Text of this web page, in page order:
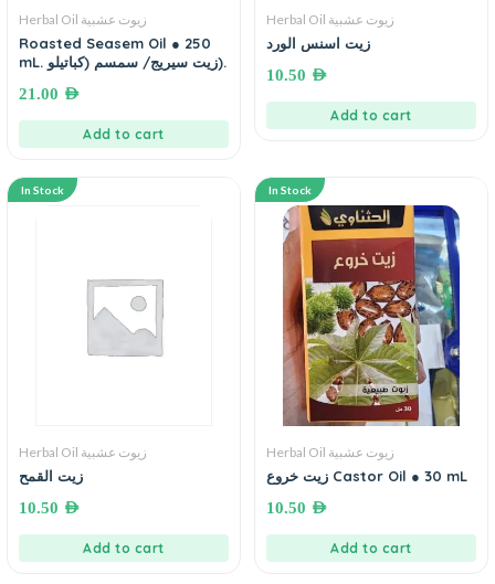
Herbal Oil زيوت عشبية
Roasted Seasem Oil ● 250
mL. زيت سيريج/ سمسم (كباتيلو).
21.00 AED
Add to cart
Herbal Oil زيوت عشبية
زيت اسنس الورد
10.50 AED
Add to cart
In Stock
Herbal Oil زيوت عشبية
زيت القمح
10.50 AED
Add to cart
In Stock
Herbal Oil زيوت عشبية
زيت خروع Castor Oil ● 30 mL
10.50 AED
Add to cart